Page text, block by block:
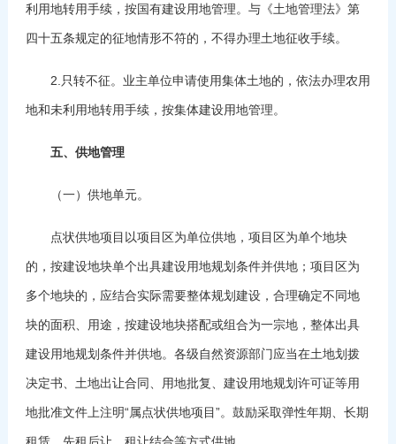
利用地转用手续，按国有建设用地管理。与《土地管理法》第
四十五条规定的征地情形不符的，不得办理土地征收手续。
2.只转不征。业主单位申请使用集体土地的，依法办理农用
地和未利用地转用手续，按集体建设用地管理。
五、供地管理
（一）供地单元。
点状供地项目以项目区为单位供地，项目区为单个地块
的，按建设地块单个出具建设用地规划条件并供地；项目区为
多个地块的，应结合实际需要整体规划建设，合理确定不同地
块的面积、用途，按建设地块搭配或组合为一宗地，整体出具
建设用地规划条件并供地。各级自然资源部门应当在土地划拨
决定书、土地出让合同、用地批复、建设用地规划许可证等用
地批准文件上注明“属点状供地项目”。鼓励采取弹性年期、长期
租赁、先租后让、租让结合等方式供地。